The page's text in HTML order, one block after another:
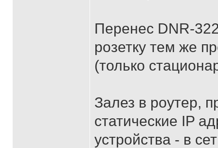
Перенес DNR-
розетку тем же
(только
Залез в роутер,
статические IP
устройства - в